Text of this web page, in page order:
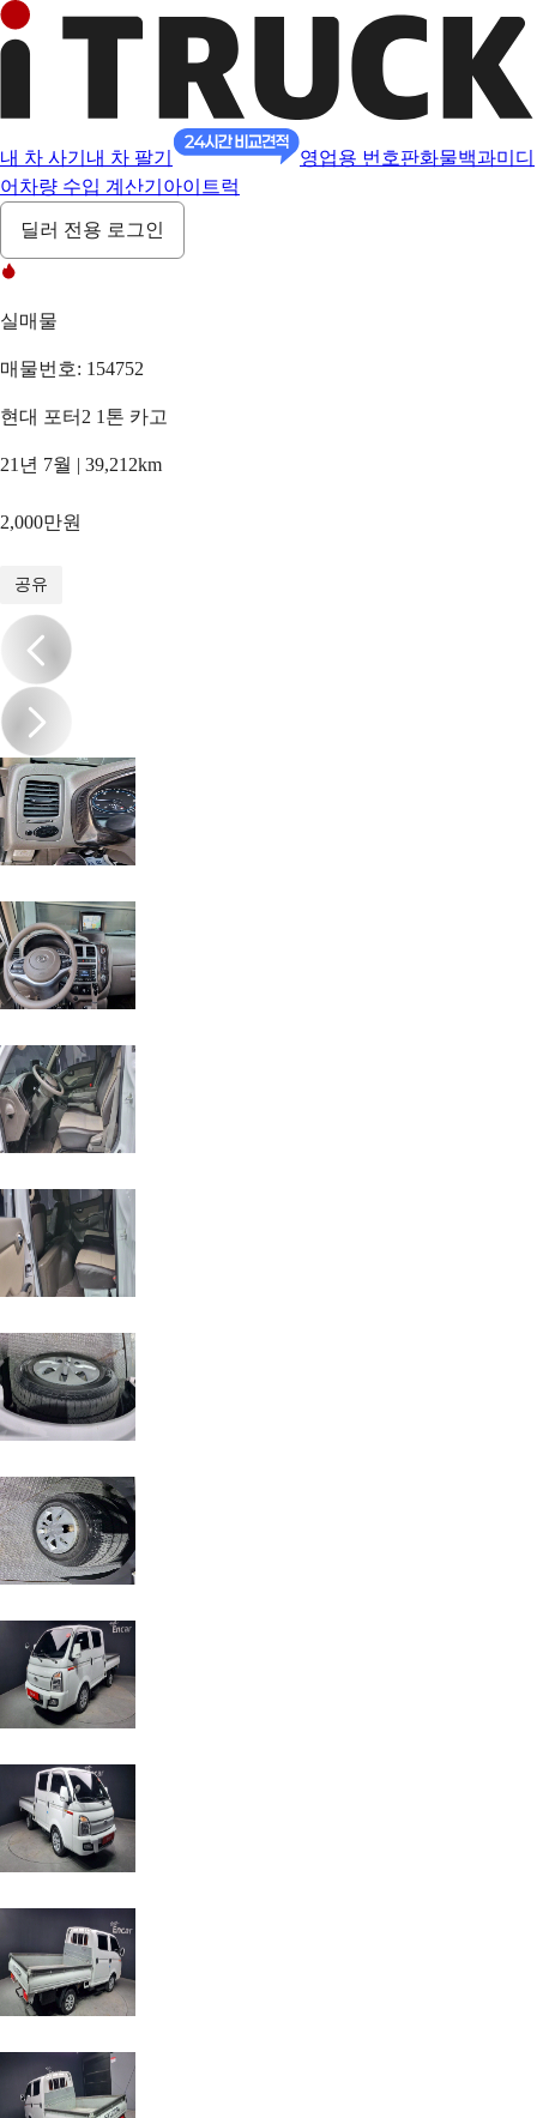
내 차 사기 내 차 팔기 영업용 번호판화물백과미디
어 차량 수입 계산기 아이트럭
딜러 전용 로그인
실매물
매물번호: 154752
현대 포터2 1톤 카고
21년 7월 | 39,212km
2,000만원
공유
/17